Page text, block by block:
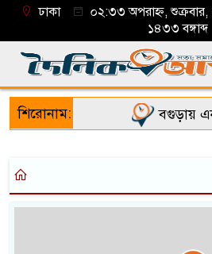
ঢাকা
০২:৩৩ অপরাহ্ন,
১৪৩৩ বঙ্গাব্দ
শিরোনাম: বগুড়ায়